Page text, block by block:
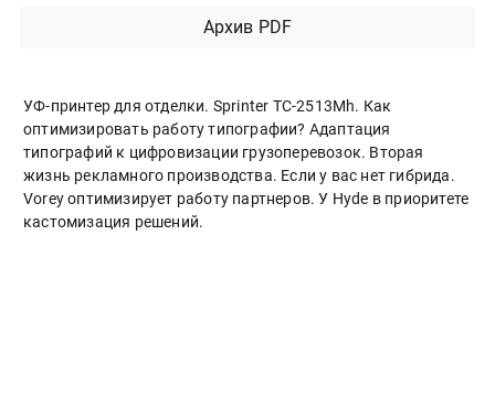
Архив PDF
УФ-принтер для отделки. Sprinter ТС-2513Mh. Как
оптимизировать работу типографии? Адаптация
типографий к цифровизации грузоперевозок. Вторая
жизнь рекламного производства. Если у вас нет гибрида.
Vorey оптимизирует работу партнеров. У Hyde в приоритете
кастомизация решений.